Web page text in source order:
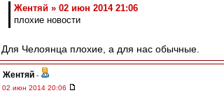
Жентяй » 02 июн 2014 21:06
плохие новости
Для Челоянца плохие, а для нас обычные.
Жентяй -
02 июн 2014 20:06